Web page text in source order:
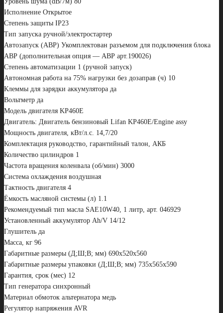
Исполнение Открытое
Степень защиты IP23
Тип запуска ручной/электростартер
Автозапуск (АВР) Укомплектован разъемом для подключения блока
АВР (дополнительная опция — АВР арт.190026)
Степень автоматизации 1 (ручной запуск)
Автономная работа на 75% нагрузки без дозаправ (ч) 10
Клеммы для зарядки аккумулятора да
Вольтметр да
Модель двигателя KP460E
Двигатель: Двигатель бензиновый Lifan KP460E/Engine assy
Мощность двигателя, кВт/л.с. 14,7/20
Комплектация руководство, гарантийный талон, АКБ
Количество цилиндров 1
Частота вращения коленвала (об/мин) 3000
Система охлаждения воздушная
Тактность двигателя 4
Ёмкость масляной системы (л) 1.1
Рекомендуемый тип масла SAE10W40, 1 литр, арт. 046929
Установленный аккумулятор Ah/V 14/12
Глушитель да
Масса, кг 96
Габаритные размеры (Д;Ш;В; мм) 690х520х560
Габаритные размеры упаковки (Д;Ш;В; мм) 735х565х590
Гарантия, срок (мес) 12
Тип генератора синхронный
Материал обмоток альтернатора медь
Регулятор напряжения AVR